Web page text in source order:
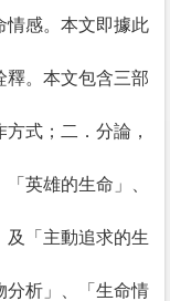
情感。本文即據此
釋。本文包含三部
式；二．分論，
英雄的生命」、
及「主動追求的生
分析」、「生命情